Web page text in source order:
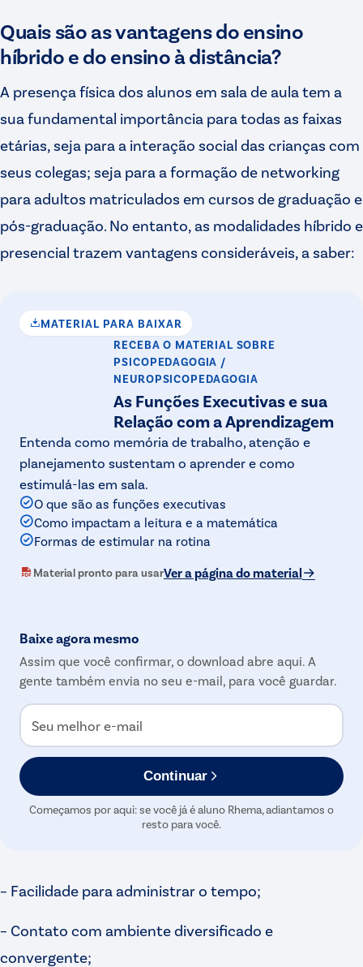
Quais são as vantagens do ensino
híbrido e do ensino à distância?
A presença física dos alunos em sala de aula tem a
sua fundamental importância para todas as faixas
etárias, seja para a interação social das crianças com
seus colegas; seja para a formação de networking
para adultos matriculados em cursos de graduação e
pós-graduação. No entanto, as modalidades híbrido e
presencial trazem vantagens consideráveis, a saber:
MATERIAL PARA BAIXAR
RECEBA O MATERIAL SOBRE
PSICOPEDAGOGIA /
NEUROPSICOPEDAGOGIA
As Funções Executivas e sua
Relação com a Aprendizagem
Entenda como memória de trabalho, atenção e
planejamento sustentam o aprender e como
estimulá-las em sala.
O que são as funções executivas
Como impactam a leitura e a matemática
Formas de estimular na rotina
Material pronto para usarVer a página do material
Baixe agora mesmo
Assim que você confirmar, o download abre aqui. A
gente também envia no seu e-mail, para você guardar.
Seu melhor e-mail
Continuar
Começamos por aqui: se você já é aluno Rhema, adiantamos o
resto para você.
– Facilidade para administrar o tempo;
– Contato com ambiente diversificado e
convergente;